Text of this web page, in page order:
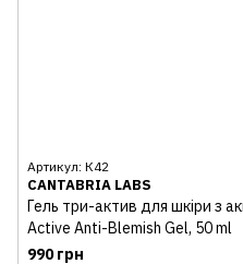
Артикул: К42
CANTABRIA LABS
Гель три-актив для шкіри з
Active Anti-Blemish Gel, 50 ml
990 грн